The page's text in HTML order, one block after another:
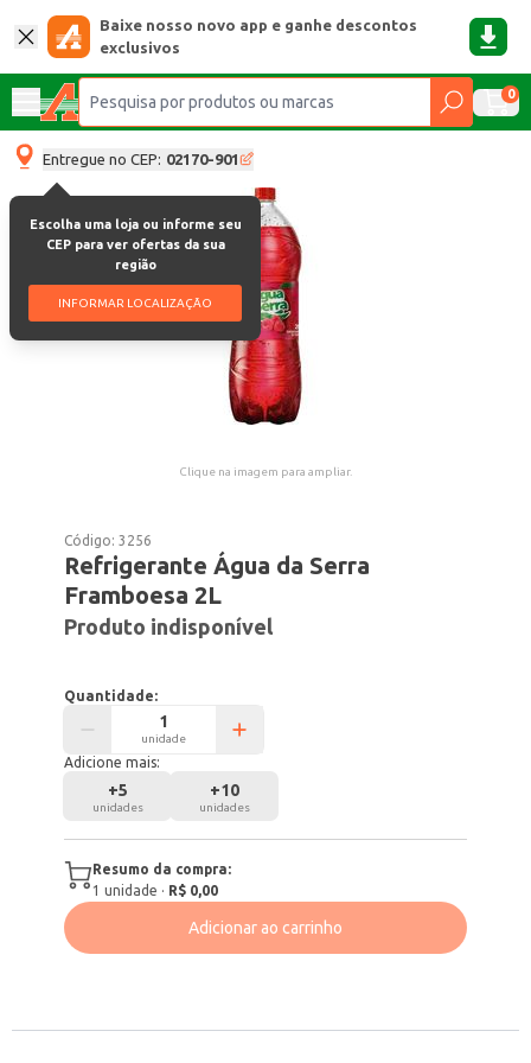
Baixe nosso novo app e ganhe descontos
exclusivos
0
Entregue no CEP: 02170-901
Escolha uma loja ou informe seu
CEP para ver ofertas da sua
região
INFORMAR LOCALIZAÇÃO
Clique na imagem para ampliar.
Código:3256
Refrigerante Água da Serra
Framboesa 2L
Produto indisponível
Quantidade:
unidade
Adicione mais:
+5
unidades
+10
unidades
Resumo da compra:
1 unidade · R$ 0,00
Adicionar ao carrinho